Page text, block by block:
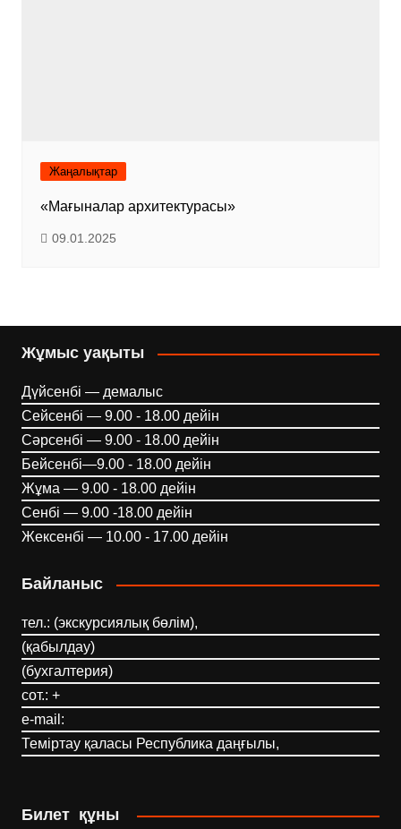
Жаңалықтар
«Мағыналар архитектурасы»
09.01.2025
Жұмыс уақыты
Дүйсенбі — демалыс
Сейсенбі — 9.00 - 18.00 дейін
Сәрсенбі — 9.00 - 18.00 дейін
Бейсенбі—9.00 - 18.00 дейін
Жұма — 9.00 - 18.00 дейін
Сенбі — 9.00 -18.00 дейін
Жексенбі — 10.00 - 17.00 дейін
Байланыс
тел.: (экскурсиялық бөлім),
(қабылдау)
(бухгалтерия)
сот.: +
e-mail:
Теміртау қаласы Республика даңғылы,
Билет құны